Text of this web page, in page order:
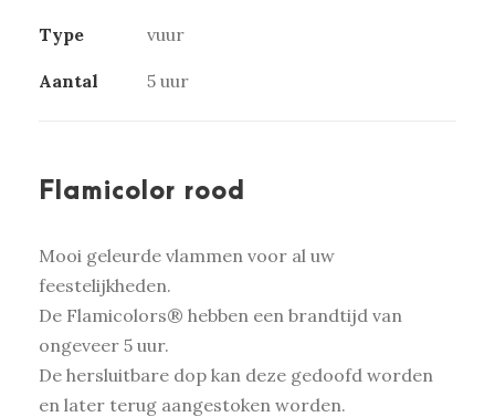
Type vuur
Aantal 5 uur
Flamicolor rood
Mooi geleurde vlammen voor al uw
feestelijkheden.
De Flamicolors® hebben een brandtijd van
ongeveer 5 uur.
De hersluitbare dop kan deze gedoofd worden
en later terug aangestoken worden.